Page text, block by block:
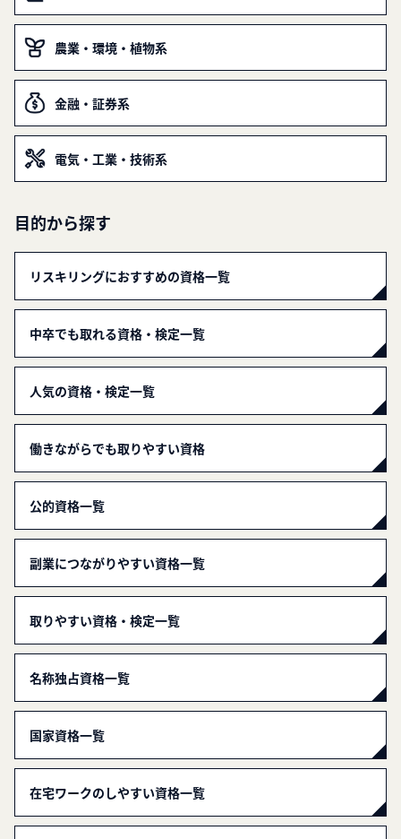
農業・環境・植物系
金融・証券系
電気・工業・技術系
目的から探す
リスキリングにおすすめの資格一覧
中卒でも取れる資格・検定一覧
人気の資格・検定一覧
働きながらでも取りやすい資格
公的資格一覧
副業につながりやすい資格一覧
取りやすい資格・検定一覧
名称独占資格一覧
国家資格一覧
在宅ワークのしやすい資格一覧